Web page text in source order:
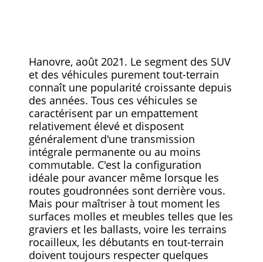
Hanovre, août 2021. Le segment des SUV
et des véhicules purement tout-terrain
connaît une popularité croissante depuis
des années. Tous ces véhicules se
caractérisent par un empattement
relativement élevé et disposent
généralement d'une transmission
intégrale permanente ou au moins
commutable. C'est la configuration
idéale pour avancer même lorsque les
routes goudronnées sont derrière vous.
Mais pour maîtriser à tout moment les
surfaces molles et meubles telles que les
graviers et les ballasts, voire les terrains
rocailleux, les débutants en tout-terrain
doivent toujours respecter quelques